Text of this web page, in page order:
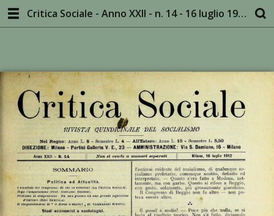
Critica Sociale - Anno XXII - n. 14 - 16 luglio 1912